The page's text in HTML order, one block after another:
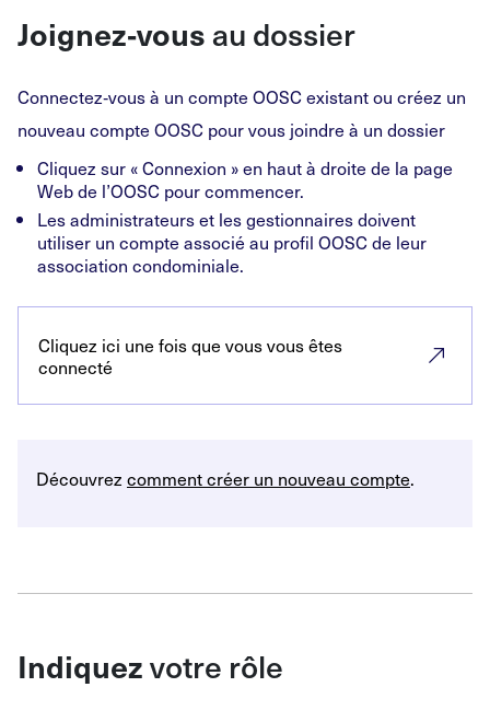
Joignez‑vousau dossier
Connectez‑vous à un compte OOSC existant ou créez un
nouveau compte OOSC pour vous joindre à un dossier
Cliquez sur « Connexion » en haut à droite de la page
Web de l’OOSC pour commencer.
Les administrateurs et les gestionnaires doivent
utiliser un compte associé au profil OOSC de leur
association condominiale.
Cliquez ici une fois que vous vous êtes
connecté
Découvrez comment créer un nouveau compte.
Indiquezvotre rôle